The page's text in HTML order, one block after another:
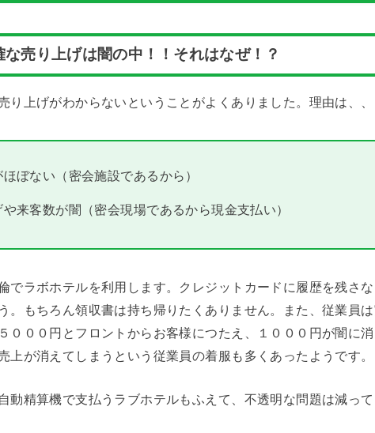
な売り上げは闇の中！！それはなぜ！？
り上げがわからないということがよくありました。理由は、、
ぼない（密会施設であるから）
来客数が闇（密会現場であるから現金支払い）
でラボホテルを利用します。クレジットカードに履歴を残さ
。もちろん領収書は持ち帰りたくありません。また、従業員
０００円とフロントからお客様につたえ、１０００円が闇に
上が消えてしまうという従業員の着服も多くあったようです。
動精算機で支払うラブホテルもふえて、不透明な問題は減っ